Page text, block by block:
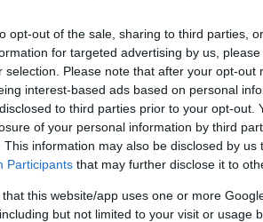
opt-out of the sale, sharing to third parties,
for targeted advertising by us,
selection. Please note that after your opt-out
interest-based ads based on personal
to third parties prior to your opt-out.
of your personal information by third
This information may also be disclosed by us
Participants that may further disclose it to
that this website/app uses one or more
but not limited to your visit or usage
κυβέρνηση θα ψάξει όλα
κλείσει φυλακή. Την
σε ένα συνέδριο των
Σάντσεθ να βγει μία selfie.
, δεν έχει μάθει ότι στηγυναίκα
επιρροή στη Δικαιοσύνη σε
συλλάβει υπουργό του
Δεν ξέρει ότι Ευρωπαίοι
ανέφερε χαρακτηριστικά ο